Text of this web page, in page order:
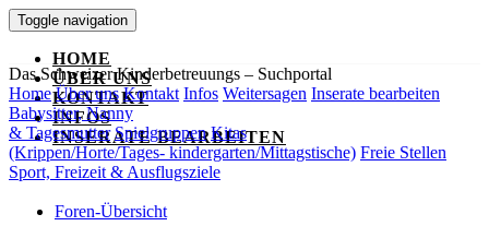
Toggle navigation
HOME
ÜBER UNS
KONTAKT
INFOS
INSERATE BEARBEITEN
Das Schweizer Kinderbetreuungs – Suchportal
Home Über uns Kontakt Infos Weitersagen Inserate bearbeiten
Babysitter, Nanny
& Tagesmutter Spielgruppen Kitas
(Krippen/Horte/Tages- kindergarten/Mittagstische) Freie Stellen
Sport, Freizeit & Ausflugsziele
Foren-Übersicht